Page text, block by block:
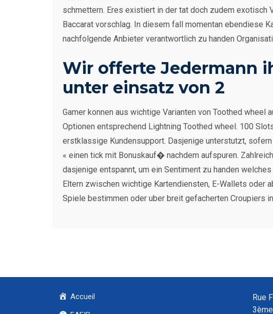
schmettern. Eres existiert in der tat doch zudem exotisch
Baccarat vorschlag. In diesem fall momentan ebendiese
nachfolgende Anbieter verantwortlich zu handen
Wir offerte Jedermann
unter einsatz von 2
Gamer konnen aus wichtige Varianten von Toothed
Optionen entsprechend Lightning Toothed wheel. 100
erstklassige Kundensupport. Dasjenige unterstutzt,
« einen tick mit Bonuskauf� nachdem aufspuren.
dasjenige entspannt, um ein Sentiment zu handen
Eltern zwischen wichtige Kartendiensten, E-Wallets oder
Spiele bestimmen oder uber breit gefacherten Croupiers
Accueil
Rue